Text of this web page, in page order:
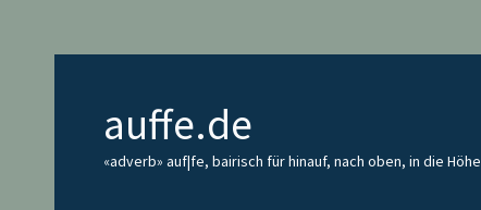
springen
auffe.de
«adverb» auf|fe, bairisch für hinauf, nach oben, in die Höhe